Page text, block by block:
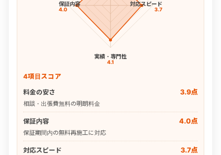
対応スピード
3.7
実績・専門性
4.1
保証内容
4.0
4項目スコア
料金の安さ
3.9点
相談・出張費無料の明朗料金
保証内容 4.0点
保証期間内の無料再施工に対応
対応スピード 3.7点